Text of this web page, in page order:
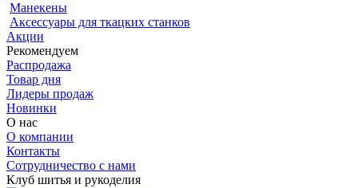
Манекены
Аксессуары для ткацких станков
Акции
Рекомендуем
Распродажа
Товар дня
Лидеры продаж
Новинки
О нас
О компании
Контакты
Сотрудничество с нами
Клуб шитья и рукоделия